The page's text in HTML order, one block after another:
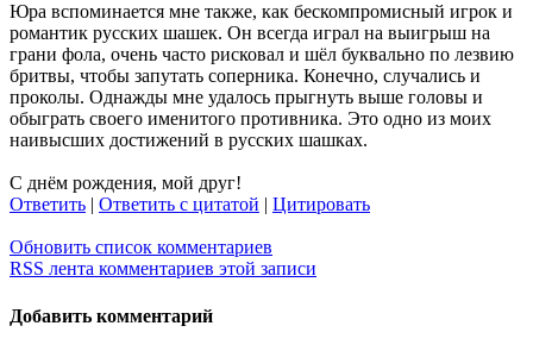
Юра вспоминается мне также, как бескомпромисный игрок и
романтик русских шашек. Он всегда играл на выигрыш на
грани фола, очень часто рисковал и шёл буквально по лезвию
бритвы, чтобы запутать соперника. Конечно, случались и
проколы. Однажды мне удалось прыгнуть выше головы и
обыграть своего именитого противника. Это одно из моих
наивысших достижений в русских шашках.
С днём рождения, мой друг!
Ответить | Ответить с цитатой | Цитировать
Обновить список комментариев
RSS лента комментариев этой записи
Добавить комментарий